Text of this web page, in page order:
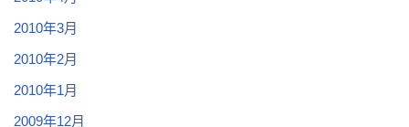
2010年3月
2010年2月
2010年1月
2009年12月